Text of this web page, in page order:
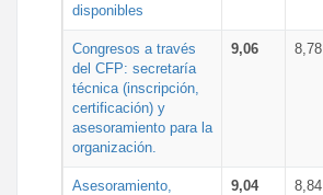
disponibles
Congresos a través
del CFP: secretaría
técnica (inscripción,
certificación) y
asesoramiento para la
organización.
9,06 8,78
Asesoramiento,
9,04 8,84